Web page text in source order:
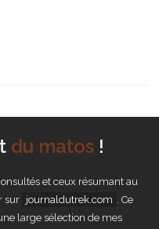
du matos !
et ceux résumant au
sur journaldutrek.com . Ce
large sélection de mes